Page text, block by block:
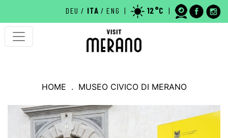
DEU / ITA / ENG | 12°C |
MERANO - LA CITTÀ TERMALE
COSE DA VEDERE
CURIOSITÀ
HOME . MUSEO CIVICO DI MERANO